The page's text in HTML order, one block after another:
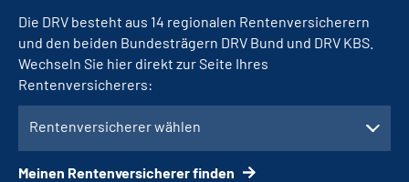
Die DRV besteht aus 14 regionalen Rentenversicherern
und den beiden Bundesträgern DRV Bund und DRV KBS.
Wechseln Sie hier direkt zur Seite Ihres
Rentenversicherers:
Rentenversicherer wählen
Meinen Rentenversicherer finden